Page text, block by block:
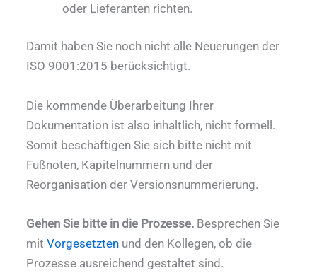
oder Lieferanten richten.
Damit haben Sie noch nicht alle Neuerungen der
ISO 9001:2015 berücksichtigt.
Die kommende Überarbeitung Ihrer
Dokumentation ist also inhaltlich, nicht formell.
Somit beschäftigen Sie sich bitte nicht mit
Fußnoten, Kapitelnummern und der
Reorganisation der Versionsnummerierung.
Gehen Sie bitte in die Prozesse. Besprechen Sie
mit Vorgesetzten und den Kollegen, ob die
Prozesse ausreichend gestaltet sind.